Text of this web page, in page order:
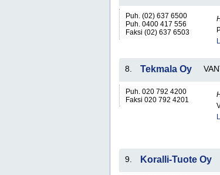
Puh. (02) 637 6500
Puh. 0400 417 556
Faksi (02) 637 6503
8. Tekmala Oy
Puh. 020 792 4200
Faksi 020 792 4201
9. Koralli-Tuote Oy